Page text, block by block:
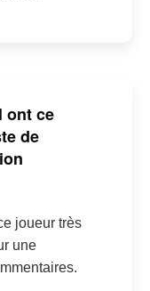
ont ce
de
joueur très
une